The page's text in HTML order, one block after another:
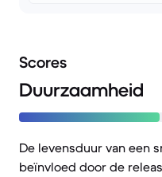
Scores
Duurzaamheid
De levensduur van een
beïnvloed door de